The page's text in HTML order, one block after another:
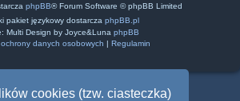
cookies (tzw. ciasteczka)
phpBB® Forum Software © phpBB Limited
pakiet językowy dostarcza phpBB.pl
Multi Design by Joyce&Luna phpBB
danych osobowych | Regulamin